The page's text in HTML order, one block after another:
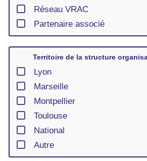
Réseau VRAC
Partenaire associé
Territoire de la structure
Lyon
Marseille
Montpellier
Toulouse
National
Autre